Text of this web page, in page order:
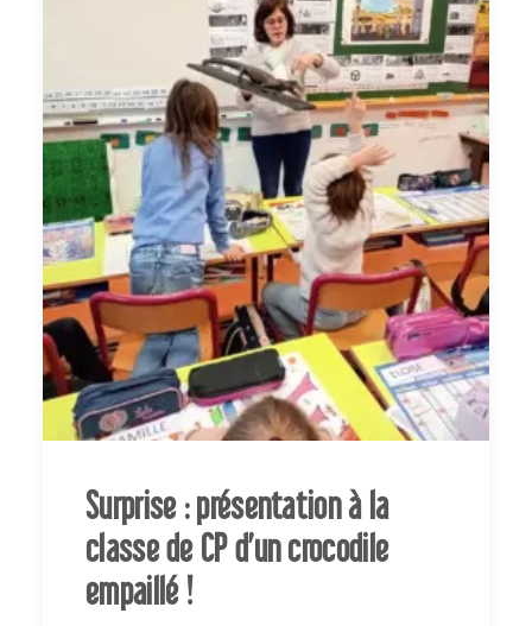
Surprise : présentation à la
classe de CP d’un crocodile
empaillé !